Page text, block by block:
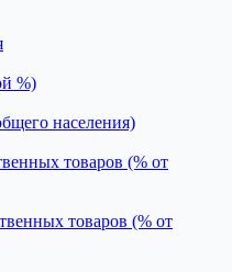
%)
населения)
товаров (% от
товаров (% от